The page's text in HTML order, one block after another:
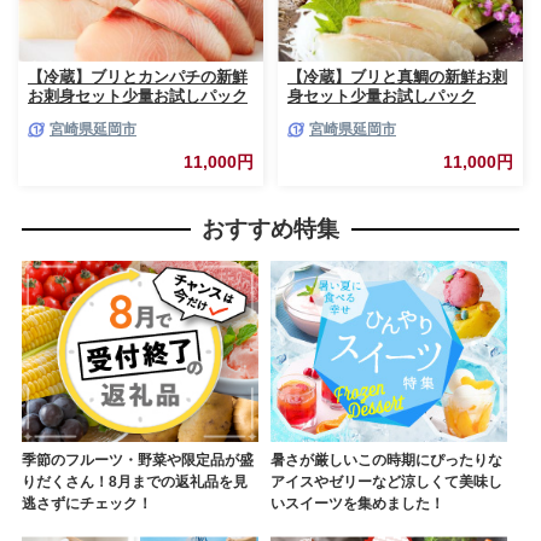
【冷蔵】ブリとカンパチの新鮮
お刺身セット少量お試しパック
宮崎県延岡市
11,000円
【冷蔵】ブリと真鯛の新鮮お刺
身セット少量お試しパック
宮崎県延岡市
11,000円
おすすめ特集
季節のフルーツ・野菜や限定品が盛
りだくさん！8月までの返礼品を見
逃さずにチェック！
暑さが厳しいこの時期にぴったりな
アイスやゼリーなど涼しくて美味し
いスイーツを集めました！